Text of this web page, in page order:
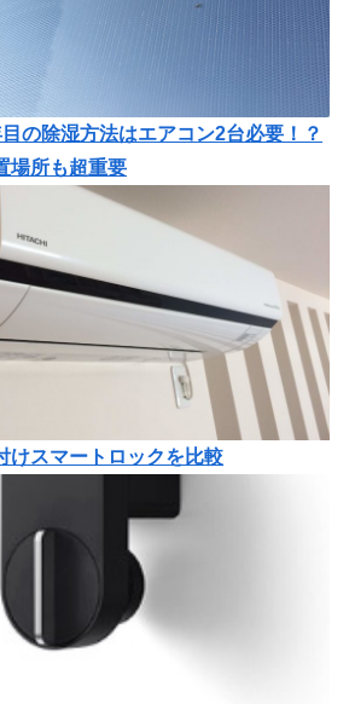
の除湿方法はエアコン2台必要！？
場所も超重要
けスマートロックを比較